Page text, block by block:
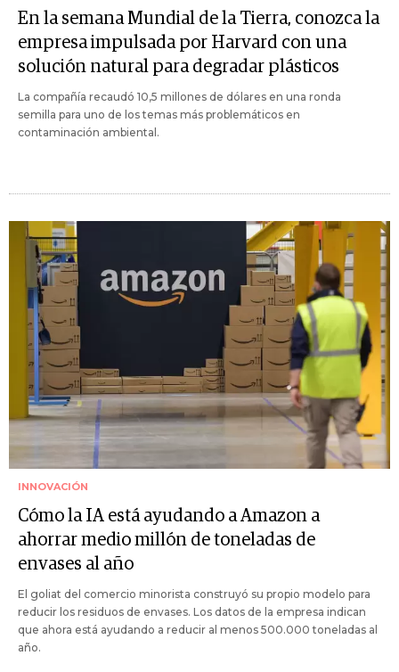
En la semana Mundial de la Tierra, conozca la
empresa impulsada por Harvard con una
solución natural para degradar plásticos
La compañía recaudó 10,5 millones de dólares en una ronda
semilla para uno de los temas más problemáticos en
contaminación ambiental.
INNOVACIÓN
Cómo la IA está ayudando a Amazon a
ahorrar medio millón de toneladas de
envases al año
El goliat del comercio minorista construyó su propio modelo para
reducir los residuos de envases. Los datos de la empresa indican
que ahora está ayudando a reducir al menos 500.000 toneladas al
año.